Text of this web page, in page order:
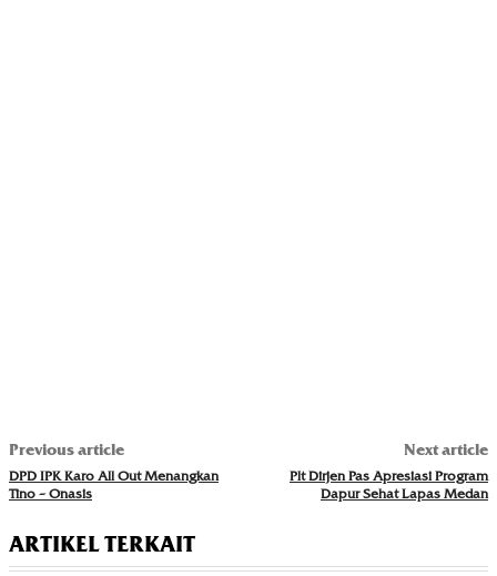
Previous article
DPD IPK Karo All Out Menangkan
Tino – Onasis
Next article
Plt Dirjen Pas Apresiasi Program
Dapur Sehat Lapas Medan
ARTIKEL TERKAIT